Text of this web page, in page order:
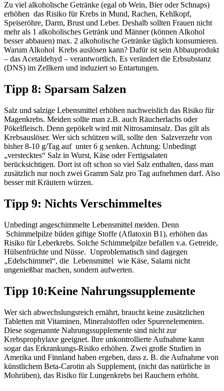
Zu viel alkoholische Getränke (egal ob Wein, Bier oder Schnaps)
erhöhen das Risiko für Krebs in Mund, Rachen, Kehlkopf,
Speiseröhre, Darm, Brust und Leber. Deshalb sollten Frauen nicht
mehr als 1 alkoholisches Getränk und Männer (können Alkohol
besser abbauen) max. 2 alkoholische Getränke täglich konsumieren.
Warum Alkohol Krebs auslösen kann? Dafür ist sein Abbauprodukt
– das Acetaldehyd – verantwortlich. Es verändert die Erbsubstanz
(DNS) im Zellkern und induziert so Entartungen.
Tipp 8: Sparsam Salzen
Salz und salzige Lebensmittel erhöhen nachweislich das Risiko für
Magenkrebs. Meiden sollte man z.B. auch Räucherlachs oder
Pökelfleisch. Denn gepökelt wird mit Nitrosaminsalz. Das gilt als
Krebsauslöser. Wer sich schützen will, sollte den Salzverzehr von
bisher 8-10 g/Tag auf unter 6 g senken. Achtung: Unbedingt
„verstecktes“ Salz in Wurst, Käse oder Fertigsalaten
berücksichtigen. Dort ist oft schon so viel Salz enthalten, dass man
zusätzlich nur noch zwei Gramm Salz pro Tag aufnehmen darf. Also
besser mit Kräutern würzen.
Tipp 9: Nichts Verschimmeltes
Unbedingt angeschimmelte Lebensmittel meiden. Denn
Schimmelpilze bilden giftige Stoffe (Aflatoxin B1), erhöhen das
Risiko für Leberkrebs. Solche Schimmelpilze befallen v.a. Getreide,
Hülsenfrüchte und Nüsse. Unproblematisch sind dagegen
„Edelschimmel“, die Lebensmittel wie Käse, Salami nicht
ungenießbar machen, sondern aufwerten.
Tipp 10:Keine Nahrungssupplemente
Wer sich abwechslungsreich ernährt, braucht keine zusätzlichen
Tabletten mit Vitaminen, Mineralstoffen oder Spurenelementen.
Diese sogenannte Nahrungssupplemente sind nicht zur
Krebsprophylaxe geeignet. Ihre unkontrollierte Aufnahme kann
sogar das Erkrankungs-Risiko erhöhen. Zwei große Studien in
Amerika und Finnland haben ergeben, dass z. B. die Aufnahme von
künstlichem Beta-Carotin als Supplement, (nicht das natürliche in
Mohrüben), das Risiko für Lungenkrebs bei Rauchern erhöht.